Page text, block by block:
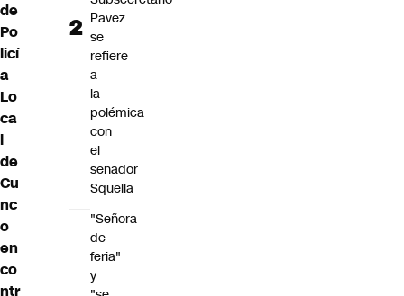
de
Po
licí
a
Lo
ca
l
de
Cu
nc
o
en
co
ntr
Pavez
se
refiere
a
la
polémica
con
el
senador
Squella
"Señora
de
feria"
y